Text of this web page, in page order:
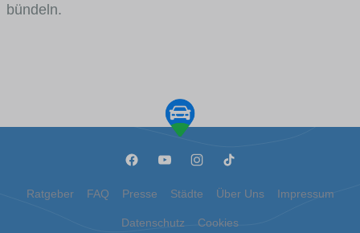
bündeln.
Ratgeber FAQ Presse Städte Über Uns Impressum
Datenschutz Cookies